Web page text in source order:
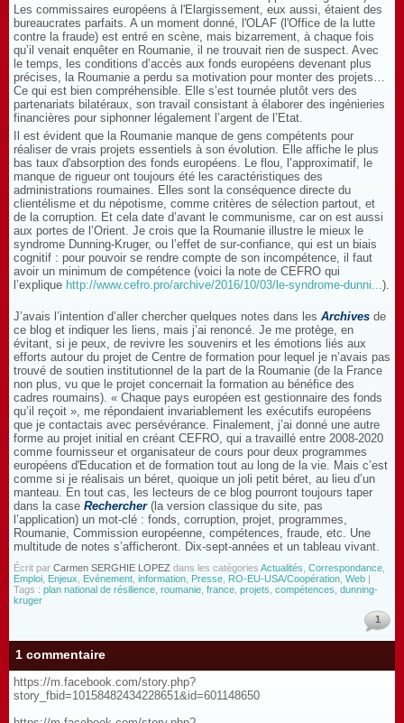
Les commissaires européens à l'Elargissement, eux aussi, étaient des
bureaucrates parfaits. A un moment donné, l'OLAF (l'Office de la lutte
contre la fraude) est entré en scène, mais bizarrement, à chaque fois
qu’il venait enquêter en Roumanie, il ne trouvait rien de suspect. Avec
le temps, les conditions d’accès aux fonds européens devenant plus
précises, la Roumanie a perdu sa motivation pour monter des projets…
Ce qui est bien compréhensible. Elle s’est tournée plutôt vers des
partenariats bilatéraux, son travail consistant à élaborer des ingénieries
financières pour siphonner légalement l’argent de l’Etat.
Il est évident que la Roumanie manque de gens compétents pour
réaliser de vrais projets essentiels à son évolution. Elle affiche le plus
bas taux d'absorption des fonds européens. Le flou, l’approximatif, le
manque de rigueur ont toujours été les caractéristiques des
administrations roumaines. Elles sont la conséquence directe du
clientélisme et du népotisme, comme critères de sélection partout, et
de la corruption. Et cela date d’avant le communisme, car on est aussi
aux portes de l’Orient. Je crois que la Roumanie illustre le mieux le
syndrome Dunning-Kruger, ou l’effet de sur-confiance, qui est un biais
cognitif : pour pouvoir se rendre compte de son incompétence, il faut
avoir un minimum de compétence (voici la note de CEFRO qui
l’explique http://www.cefro.pro/archive/2016/10/03/le-syndrome-dunni...).
J’avais l’intention d’aller chercher quelques notes dans les Archives de
ce blog et indiquer les liens, mais j’ai renoncé. Je me protège, en
évitant, si je peux, de revivre les souvenirs et les émotions liés aux
efforts autour du projet de Centre de formation pour lequel je n’avais pas
trouvé de soutien institutionnel de la part de la Roumanie (de la France
non plus, vu que le projet concernait la formation au bénéfice des
cadres roumains). « Chaque pays européen est gestionnaire des fonds
qu’il reçoit », me répondaient invariablement les exécutifs européens
que je contactais avec persévérance. Finalement, j’ai donné une autre
forme au projet initial en créant CEFRO, qui a travaillé entre 2008-2020
comme fournisseur et organisateur de cours pour deux programmes
européens d'Education et de formation tout au long de la vie. Mais c’est
comme si je réalisais un béret, quoique un joli petit béret, au lieu d’un
manteau. En tout cas, les lecteurs de ce blog pourront toujours taper
dans la case Rechercher(la version classique du site, pas
l’application) un mot-clé : fonds, corruption, projet, programmes,
Roumanie, Commission européenne, compétences, fraude, etc. Une
multitude de notes s’afficheront. Dix-sept-années et un tableau vivant.
Écrit par Carmen SERGHIE LOPEZ dans les catégories Actualités Correspondance
Emploi Enjeux Evénement information Presse RO-EU-USA/Coopération Web |
Tags : plan national de résilience roumanie france projets compétences dunning-
kruger
1
1 commentaire
https://m.facebook.com/story.php?
story_fbid=10158482434228651&id=601148650